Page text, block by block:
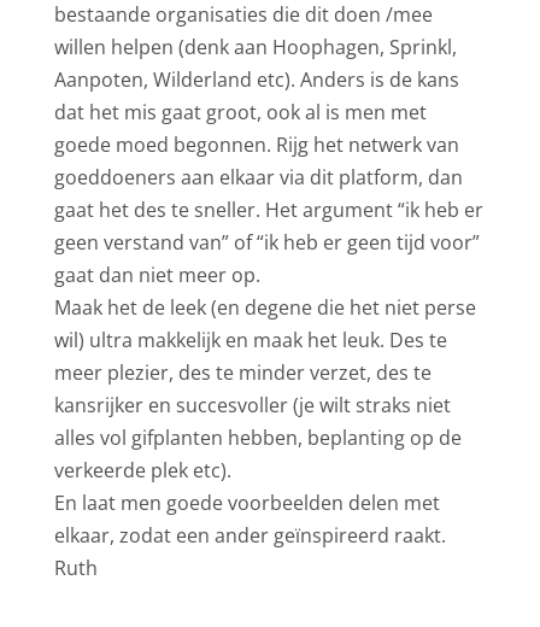
bestaande organisaties die dit doen /mee
willen helpen (denk aan Hoophagen, Sprinkl,
Aanpoten, Wilderland etc). Anders is de kans
dat het mis gaat groot, ook al is men met
goede moed begonnen. Rijg het netwerk van
goeddoeners aan elkaar via dit platform, dan
gaat het des te sneller. Het argument “ik heb er
geen verstand van” of “ik heb er geen tijd voor”
gaat dan niet meer op.
Maak het de leek (en degene die het niet perse
wil) ultra makkelijk en maak het leuk. Des te
meer plezier, des te minder verzet, des te
kansrijker en succesvoller (je wilt straks niet
alles vol gifplanten hebben, beplanting op de
verkeerde plek etc).
En laat men goede voorbeelden delen met
elkaar, zodat een ander geïnspireerd raakt.
Ruth